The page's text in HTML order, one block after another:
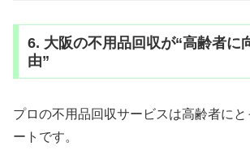
6. 大阪の不用品回収が“高齢者に
由”
プロの不用品回収サービスは高齢者に
ートです。